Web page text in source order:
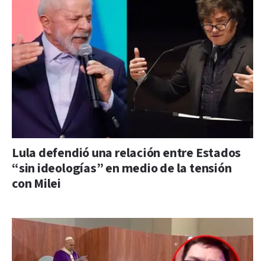
Lula defendió una relación entre Estados
“sin ideologías” en medio de la tensión
con Milei